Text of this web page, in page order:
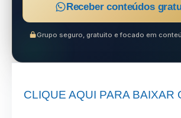
Receber conteúdos
Grupo seguro, gratuito e focado em
CLIQUE AQUI PARA BAIXAR